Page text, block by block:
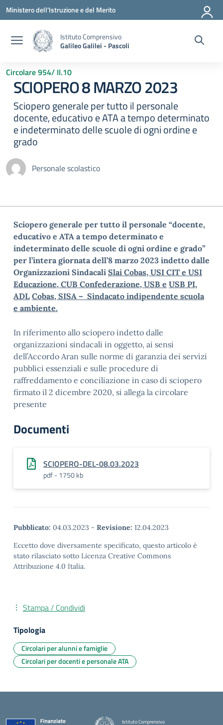
Vai ai contenuti
Vai al menu di navigazione
Vai al footer
Ministero dell'Istruzione e del Merito
Istituto Comprensivo
Galileo Galilei - Pascoli
Circolare 954/ II.10
SCIOPERO 8 MARZO 2023
Sciopero generale per tutto il personale
docente, educativo e ATA a tempo determinato
e indeterminato delle scuole di ogni ordine e
grado
Personale scolastico
Sciopero generale per tutto il personale “docente,
educativo e ATA a tempo determinato e
indeterminato delle scuole di ogni ordine e grado”
per l’intera giornata dell’8 marzo 2023 indetto dalle
Organizzazioni Sindacali Slai Cobas, USI CIT e USI
Educazione, CUB Confederazione, USB e USB PI,
ADL Cobas, SISA – Sindacato indipendente scuola
e ambiente.
In riferimento allo sciopero indetto dalle
organizzazioni sindacali in oggetto, ai sensi
dell’Accordo Aran sulle norme di garanzia dei servizi
pubblici essenziali e sulle procedure di
raffreddamento e conciliazione in caso di sciopero
firmato il 2 dicembre 2020, si allega la circolare
presente
Documenti
SCIOPERO-DEL-08.03.2023
pdf - 1750 kb
Pubblicato: 04.03.2023 - Revisione: 12.04.2023
Eccetto dove diversamente specificato, questo articolo è
stato rilasciato sotto Licenza Creative Commons
Attribuzione 4.0 Italia.
Stampa / Condividi
Tipologia
Circolari per alunni e famiglie
Circolari per docenti e personale ATA
Istituto Comprensivo